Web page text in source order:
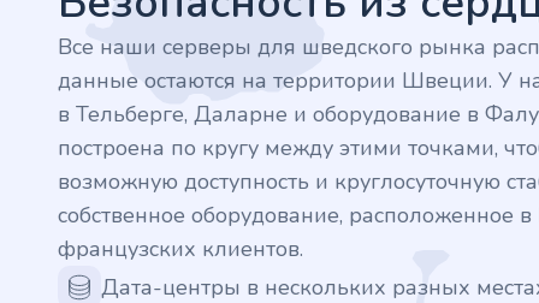
.tennis
.in
.shop
.tips
Все наши серверы для шведского рынка
данные остаются на территории Швеции. У
в Тельберге, Даларне и оборудование в
построена по кругу между этими точками,
возможную доступность и круглосуточную
собственное оборудование, расположенное
французских клиентов.
Дата-центры в нескольких разных